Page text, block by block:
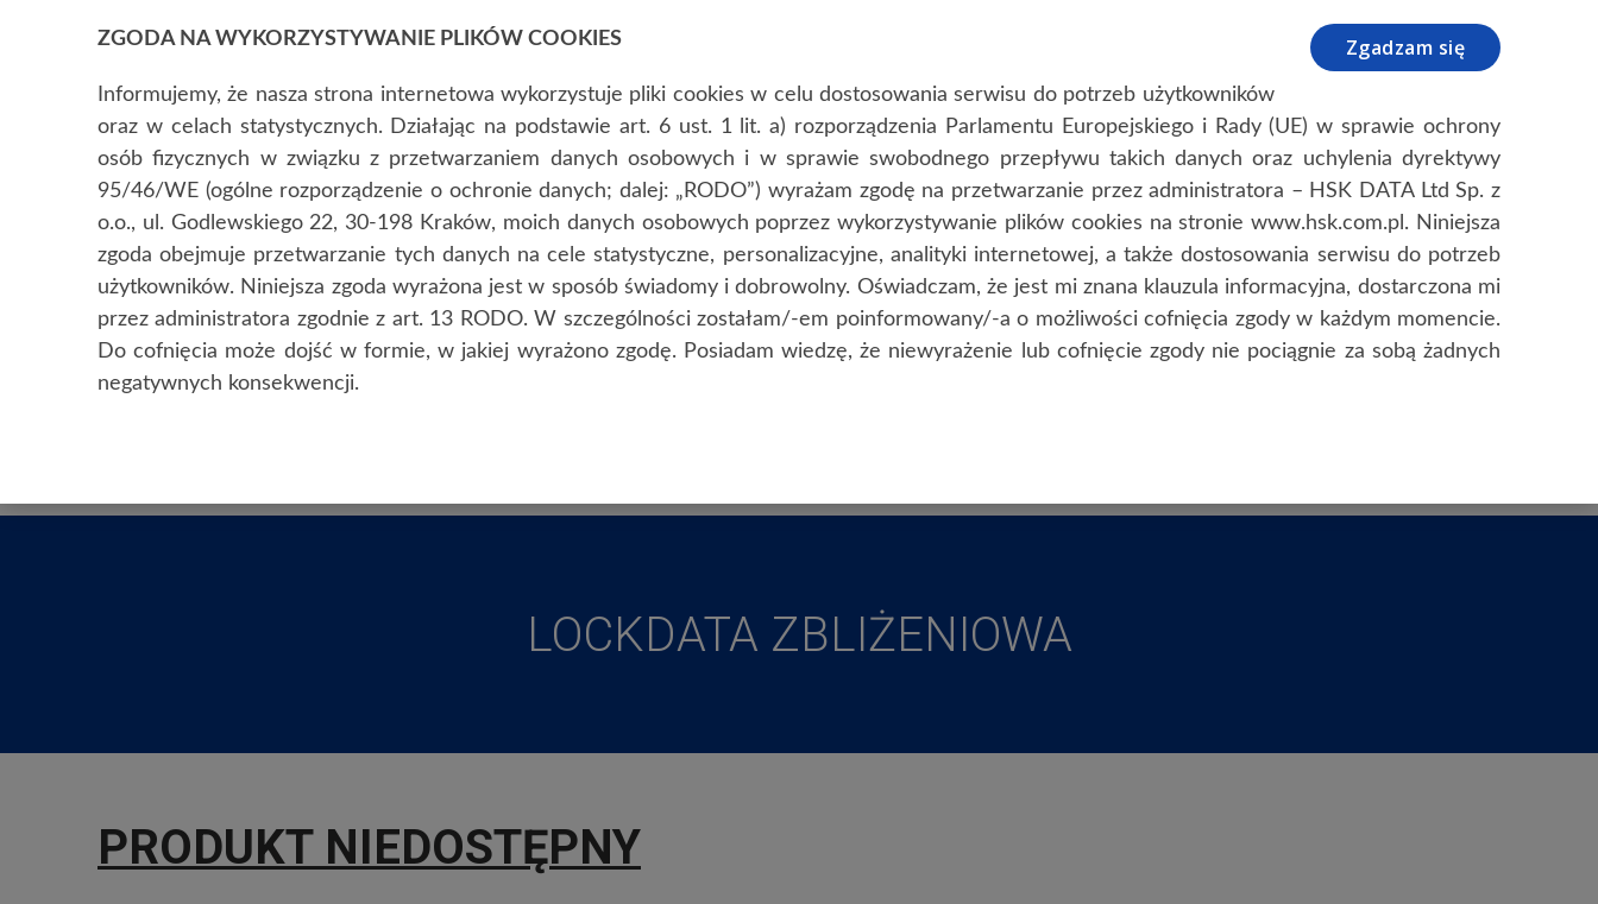
SYSTEMY RCP KD URZĄDZENIA PRODUKTY OPROGRAMOWANIE LOCKDATA
+48 12 638 75 57 info@hsk.com.pl
LOCKDATA ZBLIŻENIOWA
PRODUKT NIEDOSTĘPNY
Zgadzam się
ZGODA NA WYKORZYSTYWANIE PLIKÓW COOKIES
Informujemy, że nasza strona internetowa wykorzystuje pliki cookies w celu dostosowania serwisu do potrzeb użytkowników
oraz w celach statystycznych. Działając na podstawie art. 6 ust. 1 lit. a) rozporządzenia Parlamentu Europejskiego i Rady (UE) w sprawie ochrony
osób fizycznych w związku z przetwarzaniem danych osobowych i w sprawie swobodnego przepływu takich danych oraz uchylenia dyrektywy
95/46/WE (ogólne rozporządzenie o ochronie danych; dalej: „RODO”) wyrażam zgodę na przetwarzanie przez administratora – HSK DATA Ltd Sp. z
o.o., ul. Godlewskiego 22, 30-198 Kraków, moich danych osobowych poprzez wykorzystywanie plików cookies na stronie www.hsk.com.pl. Niniejsza
zgoda obejmuje przetwarzanie tych danych na cele statystyczne, personalizacyjne, analityki internetowej, a także dostosowania serwisu do potrzeb
użytkowników. Niniejsza zgoda wyrażona jest w sposób świadomy i dobrowolny. Oświadczam, że jest mi znana klauzula informacyjna, dostarczona mi
przez administratora zgodnie z art. 13 RODO. W szczególności zostałam/-em poinformowany/-a o możliwości cofnięcia zgody w każdym momencie.
Do cofnięcia może dojść w formie, w jakiej wyrażono zgodę. Posiadam wiedzę, że niewyrażenie lub cofnięcie zgody nie pociągnie za sobą żadnych
negatywnych konsekwencji.